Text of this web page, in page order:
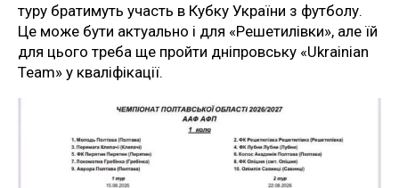
туру братимуть участь в Кубку України з футболу.
Це може бути актуально і для «Решетилівки», але їй
для цього треба ще пройти дніпровську «Ukrainian
Team» у кваліфікації.